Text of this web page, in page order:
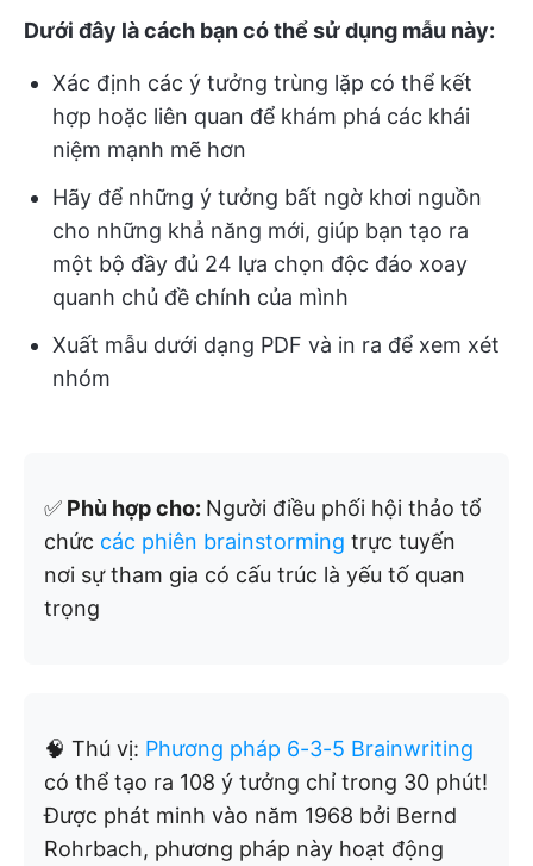
Dưới đây là cách bạn có thể sử dụng mẫu này:
Xác định các ý tưởng trùng lặp có thể kết
hợp hoặc liên quan để khám phá các khái
niệm mạnh mẽ hơn
Hãy để những ý tưởng bất ngờ khơi nguồn
cho những khả năng mới, giúp bạn tạo ra
một bộ đầy đủ 24 lựa chọn độc đáo xoay
quanh chủ đề chính của mình
Xuất mẫu dưới dạng PDF và in ra để xem xét
nhóm
✅ Phù hợp cho: Người điều phối hội thảo tổ
chức các phiên brainstorming trực tuyến
nơi sự tham gia có cấu trúc là yếu tố quan
trọng
🧠 Thú vị: Phương pháp 6-3-5 Brainwriting
có thể tạo ra 108 ý tưởng chỉ trong 30 phút!
Được phát minh vào năm 1968 bởi Bernd
Rohrbach, phương pháp này hoạt động